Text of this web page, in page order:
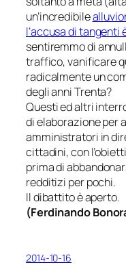
un’incredibile
l’accusa di tangenti
sentiremmo di
traffico, vanificare
radicalmente un
degli anni Trenta?
Questi ed altri
di elaborazione per
amministratori in
cittadini, con
prima di
redditizi per pochi.
Il dibattito è aperto.
(Ferdinando
2014-10-16